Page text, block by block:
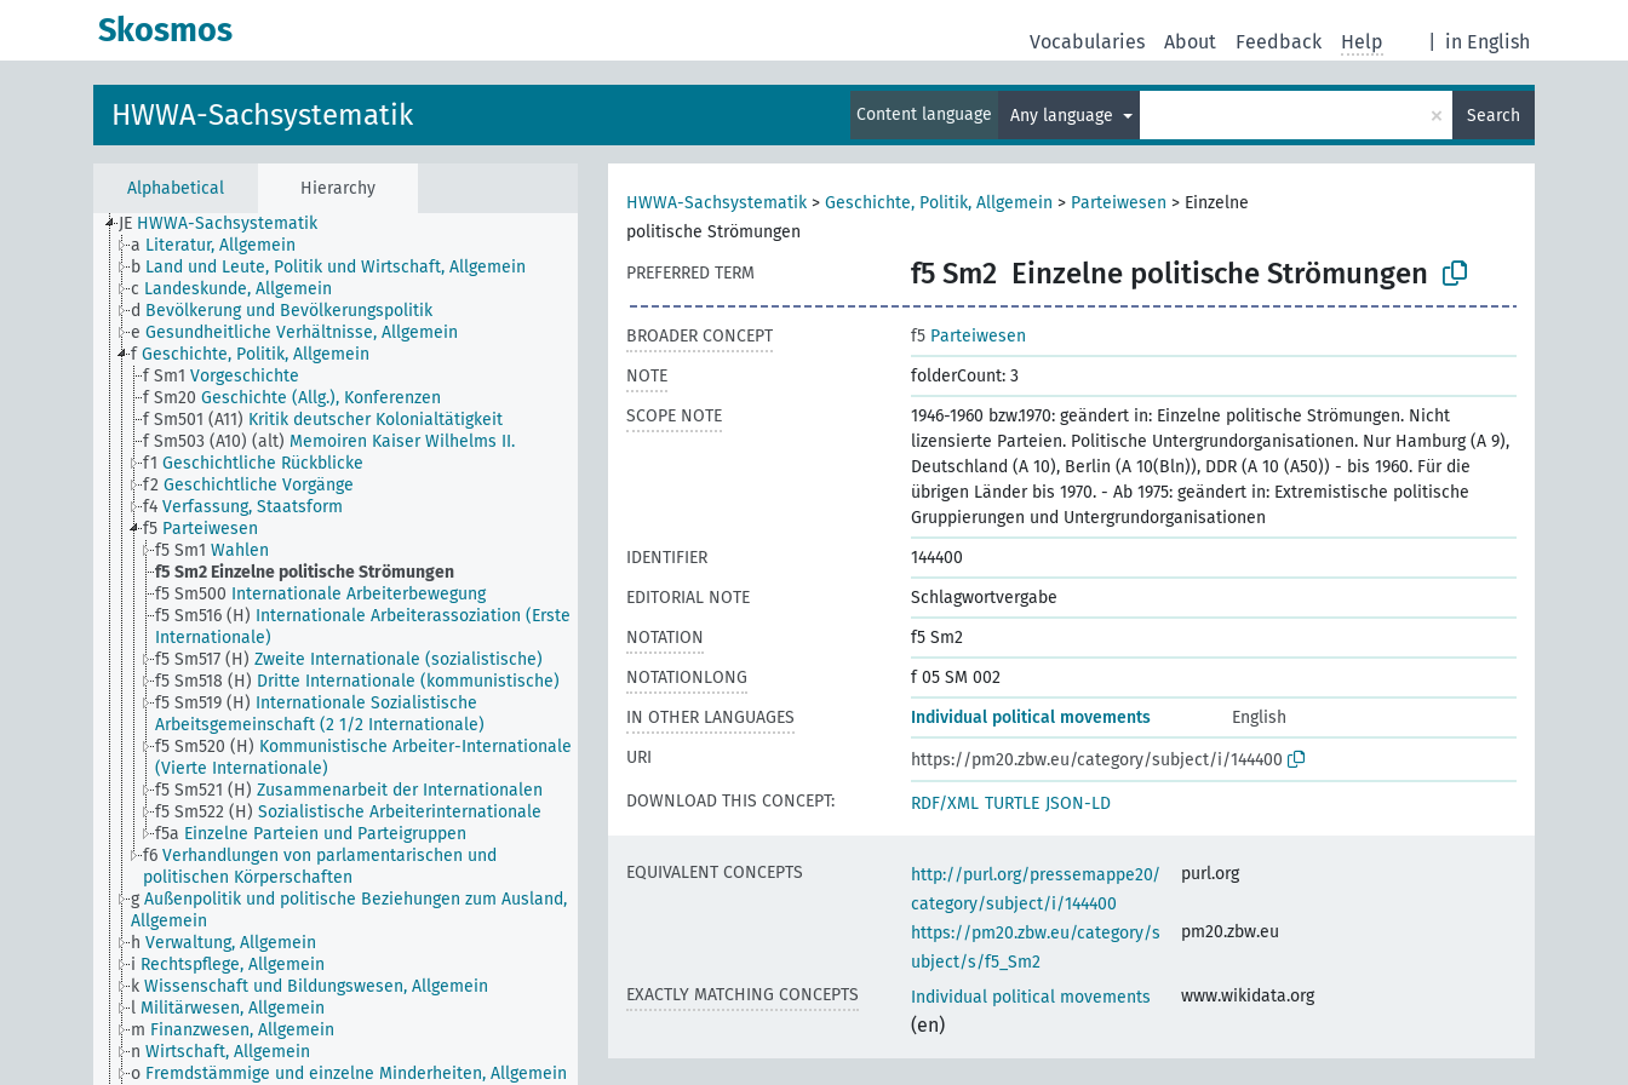
Skosmos in English
Vocabularies About Feedback Help
HWWA-Sachsystematik Content language Any language × Search
Alphabetical
Hierarchy
JE HWWA-Sachsystematik
a Literatur, Allgemein
b Land und Leute, Politik und Wirtschaft, Allgemein
c Landeskunde, Allgemein
d Bevölkerung und Bevölkerungspolitik
e Gesundheitliche Verhältnisse, Allgemein
f Geschichte, Politik, Allgemein
f Sm1 Vorgeschichte
f Sm20 Geschichte (Allg.), Konferenzen
f Sm501 (A11) Kritik deutscher Kolonialtätigkeit
f Sm503 (A10) (alt) Memoiren Kaiser Wilhelms II.
f1 Geschichtliche Rückblicke
f2 Geschichtliche Vorgänge
f4 Verfassung, Staatsform
f5 Parteiwesen
f5 Sm1 Wahlen
f5 Sm2 Einzelne politische Strömungen
f5 Sm500 Internationale Arbeiterbewegung
f5 Sm516 (H) Internationale Arbeiterassoziation (Erste
Internationale)
f5 Sm517 (H) Zweite Internationale (sozialistische)
f5 Sm518 (H) Dritte Internationale (kommunistische)
f5 Sm519 (H) Internationale Sozialistische
Arbeitsgemeinschaft (2 1/2 Internationale)
f5 Sm520 (H) Kommunistische Arbeiter-Internationale
(Vierte Internationale)
f5 Sm521 (H) Zusammenarbeit der Internationalen
f5 Sm522 (H) Sozialistische Arbeiterinternationale
f5a Einzelne Parteien und Parteigruppen
f6 Verhandlungen von parlamentarischen und
politischen Körperschaften
g Außenpolitik und politische Beziehungen zum Ausland,
Allgemein
h Verwaltung, Allgemein
i Rechtspflege, Allgemein
k Wissenschaft und Bildungswesen, Allgemein
l Militärwesen, Allgemein
m Finanzwesen, Allgemein
n Wirtschaft, Allgemein
o Fremdstämmige und einzelne Minderheiten, Allgemein
HWWA-Sachsystematik > Geschichte, Politik, Allgemein > Parteiwesen > Einzelne
politische Strömungen
PREFERRED TERM
f5 Sm2 Einzelne politische Strömungen
BROADER CONCEPT f5 Parteiwesen
NOTE
folderCount: 3
SCOPE NOTE
1946-1960 bzw.1970: geändert in: Einzelne politische Strömungen. Nicht
lizensierte Parteien. Politische Untergrundorganisationen. Nur Hamburg (A 9),
Deutschland (A 10), Berlin (A 10(Bln)), DDR (A 10 (A50)) - bis 1960. Für die
übrigen Länder bis 1970. - Ab 1975: geändert in: Extremistische politische
Gruppierungen und Untergrundorganisationen
IDENTIFIER
144400
EDITORIAL NOTE
Schlagwortvergabe
NOTATION
f5 Sm2
NOTATIONLONG
f 05 SM 002
IN OTHER LANGUAGES
Individual political movements
English
URI
https://pm20.zbw.eu/category/subject/i/144400
DOWNLOAD THIS CONCEPT:
RDF/XML TURTLE JSON-LD
EQUIVALENT CONCEPTS
http://purl.org/pressemappe20/
category/subject/i/144400
purl.org
https://pm20.zbw.eu/category/s
ubject/s/f5_Sm2
pm20.zbw.eu
EXACTLY MATCHING CONCEPTS Individual political movements
(en)
www.wikidata.org